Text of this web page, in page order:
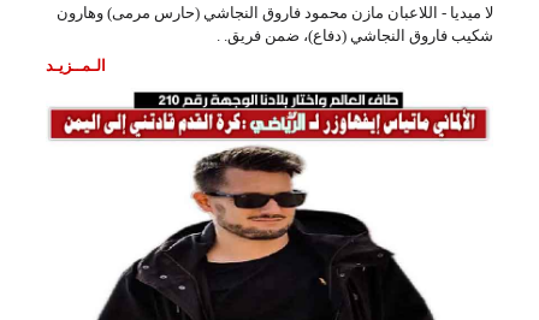
لا ميديا - اللاعبان مازن محمود فاروق النجاشي (حارس مرمى) وهارون
شكيب فاروق النجاشي (دفاع)، ضمن فريق. .
الـمــزيـد